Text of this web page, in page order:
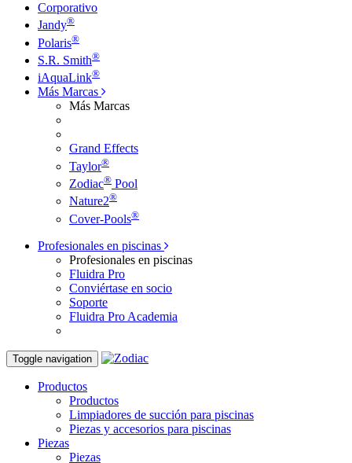
Corporativo
Jandy®
Polaris®
S.R. Smith®
iAquaLink®
Más Marcas
Más Marcas
Grand Effects
Taylor®
Zodiac® Pool
Nature2®
Cover-Pools®
Profesionales en piscinas
Profesionales en piscinas
Fluidra Pro
Conviértase en socio
Soporte
Fluidra Pro Academia
Toggle navigation
Productos
Productos
Limpiadores de succión para piscinas
Piezas y accesorios para piscinas
Piezas
Piezas